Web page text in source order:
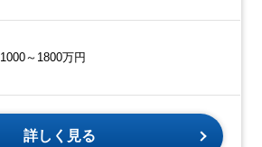
1000～1800万円
詳しく見る